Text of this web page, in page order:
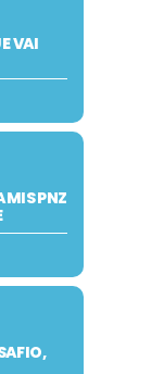
VAI
PNZ